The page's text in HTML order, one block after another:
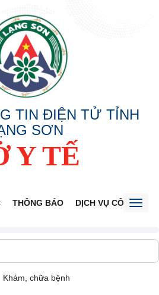
TIN ĐIỆN TỬ TỈNH
SƠN
Y TẾ
THÔNG BÁO DỊCH VỤ CÔNG
Khám, chữa bệnh